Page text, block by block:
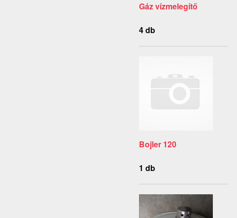
Gáz vízmelegítő
4 db
Bojler 120
1 db